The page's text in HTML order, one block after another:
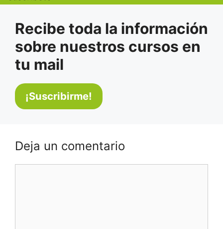
Recibe toda la información
sobre nuestros cursos en
tu mail
Deja un comentario